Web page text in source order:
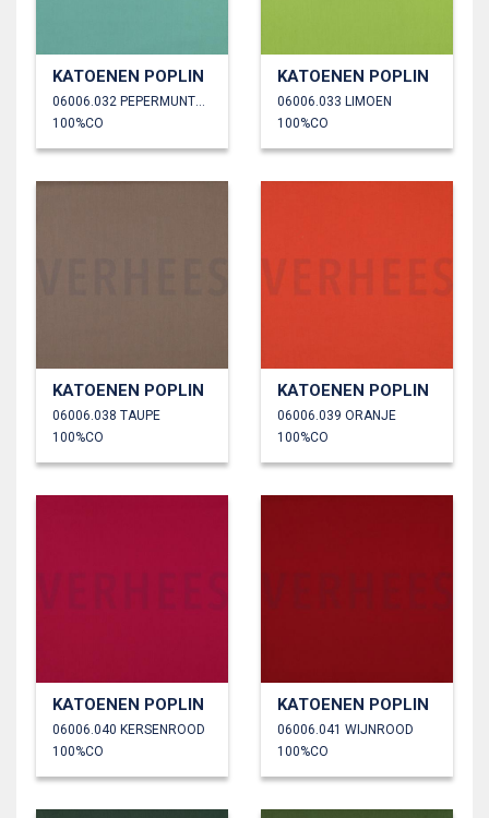
KATOENEN POPLIN
06006.032 PEPERMUNTGROEN
100%CO
KATOENEN POPLIN
06006.033 LIMOEN
100%CO
KATOENEN POPLIN
06006.038 TAUPE
100%CO
KATOENEN POPLIN
06006.039 ORANJE
100%CO
KATOENEN POPLIN
06006.040 KERSENROOD
100%CO
KATOENEN POPLIN
06006.041 WIJNROOD
100%CO